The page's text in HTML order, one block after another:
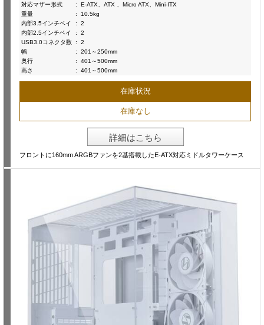
対応マザー形式
:
E-ATX、ATX 、Micro ATX、Mini-ITX
重量
:
10.5kg
内部3.5インチベイ
:
2
内部2.5インチベイ
:
2
USB3.0コネクタ数 :
2
幅
:
201～250mm
奥行
:
401～500mm
高さ
: 401～500mm
在庫状況
在庫なし
詳細はこちら
フロントに160mm ARGBファンを2基搭載したE-ATX対応ミドルタワーケース